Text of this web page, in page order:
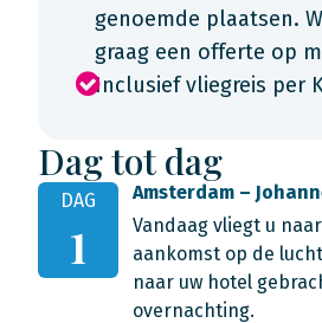
genoemde plaatsen.
graag een offerte op
Inclusief vliegreis per
Dag tot dag
DAG
1
Amsterdam –
Vandaag vliegt u
aankomst op de
naar uw hotel
overnachting.